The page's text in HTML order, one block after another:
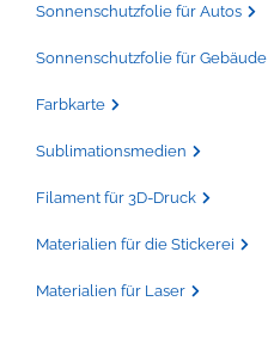
Sonnenschutzfolie für Autos
Sonnenschutzfolie für Gebäude
Farbkarte
Sublimationsmedien
Filament für 3D-Druck
Materialien für die Stickerei
Materialien für Laser